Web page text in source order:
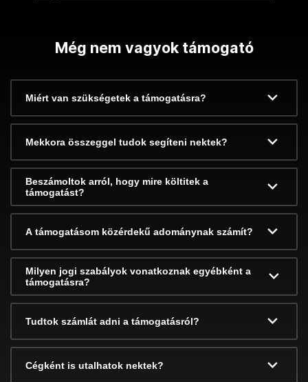
Még nem vagyok támogató
Miért van szükségetek a támogatásra?
Mekkora összeggel tudok segíteni nektek?
Beszámoltok arról, hogy mire költitek a
támogatást?
A támogatásom közérdekű adománynak számít?
Milyen jogi szabályok vonatkoznak egyébként a
támogatásra?
Tudtok számlát adni a támogatásról?
Cégként is utalhatok nektek?